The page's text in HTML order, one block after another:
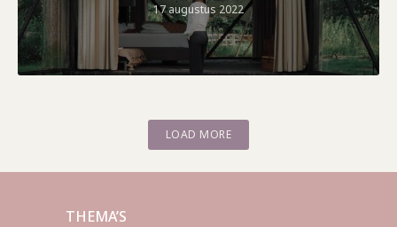
17 augustus 2022
LOAD MORE
THEMA’S